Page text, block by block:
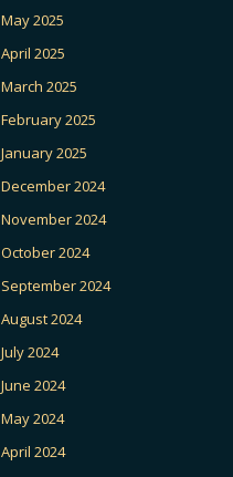
May 2025
April 2025
March 2025
February 2025
January 2025
December 2024
November 2024
October 2024
September 2024
August 2024
July 2024
June 2024
May 2024
April 2024